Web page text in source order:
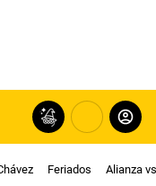
Feriados Alianza